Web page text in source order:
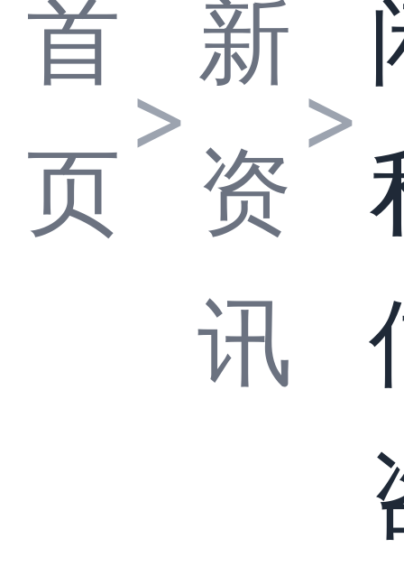
首
页
>
新
资
讯
>